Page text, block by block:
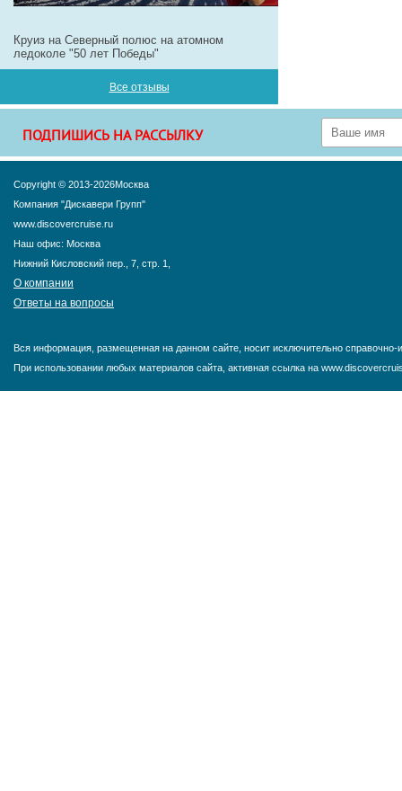
Круиз на Северный полюс на атомном
ледоколе "50 лет Победы"
Все отзывы
ПОДПИШИСЬ НА РАССЫЛКУ
Copyright © 2013-2026Москва
Компания "Дискавери Групп"
www.discovercruise.ru
Наш офис: Москва
Нижний Кисловский пер., 7, стр. 1,
О компании
Ответы на вопросы
Вся информация, размещенная на данном сайте, носит исключительно
При использовании любых материалов сайта, активная ссылка на